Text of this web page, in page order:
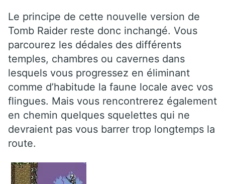
Le principe de cette nouvelle version de
Tomb Raider reste donc inchangé. Vous
parcourez les dédales des différents
temples, chambres ou cavernes dans
lesquels vous progressez en éliminant
comme d’habitude la faune locale avec vos
flingues. Mais vous rencontrerez également
en chemin quelques squelettes qui ne
devraient pas vous barrer trop longtemps la
route.